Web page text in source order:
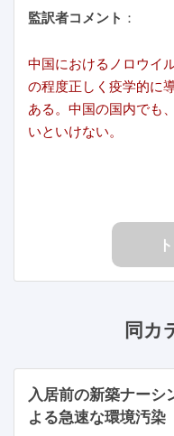
監訳者コメント ：
中国におけるノロウイ
の程度正しく疫学的に
ある。中国の国内でも
いといけない。
同カ
入居前の新築ナーシ
よる急速な環境汚染